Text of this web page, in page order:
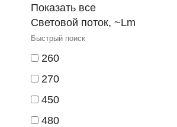
Показать все
Световой поток, ~Lm
260
270
450
480